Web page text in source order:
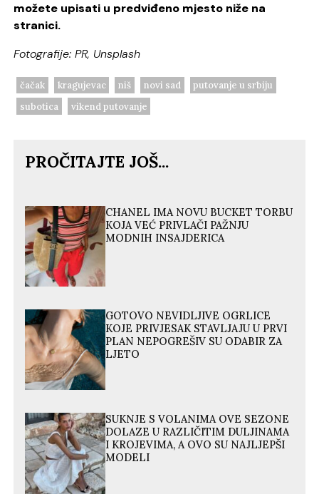
možete upisati u predviđeno mjesto niže na
stranici.
Fotografije: PR, Unsplash
čačak kragujevac niš novi sad
putovanje u srbiju
subotica
vikend putovanje
PROČITAJTE JOŠ...
CHANEL IMA NOVU BUCKET TORBU
KOJA VEĆ PRIVLAČI PAŽNJU
MODNIH INSAJDERICA
GOTOVO NEVIDLJIVE OGRLICE
KOJE PRIVJESAK STAVLJAJU U PRVI
PLAN NEPOGREŠIV SU ODABIR ZA
LJETO
SUKNJE S VOLANIMA OVE SEZONE
DOLAZE U RAZLIČITIM DULJINAMA
I KROJEVIMA, A OVO SU NAJLJEPŠI
MODELI